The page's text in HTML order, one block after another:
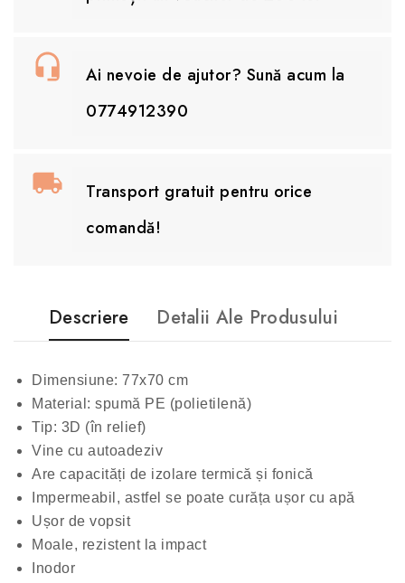
Ai nevoie de ajutor? Sună acum la
0774912390
Transport gratuit pentru orice
comandă!
Descriere Detalii Ale Produsului
Dimensiune: 77x70 cm
Material: spumă PE (polietilenă)
Tip: 3D (în relief)
Vine cu autoadeziv
Are capacități de izolare termică și fonică
Impermeabil, astfel se poate curăța ușor cu apă
Ușor de vopsit
Moale, rezistent la impact
Inodor